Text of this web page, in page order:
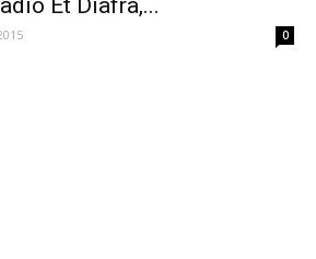
Et Diafra,...
0